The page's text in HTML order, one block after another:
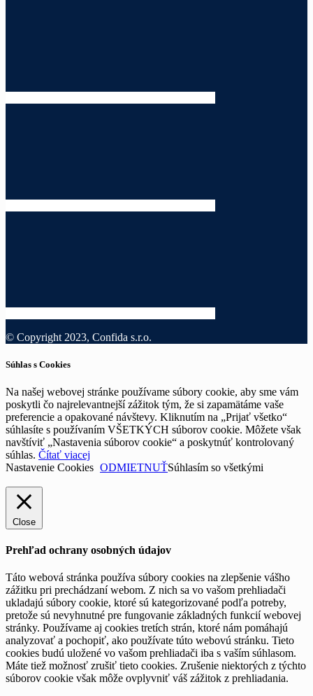
© Copyright 2023, Confida s.r.o.
Súhlas s Cookies
Na našej webovej stránke používame súbory cookie, aby sme vám
poskytli čo najrelevantnejší zážitok tým, že si zapamätáme vaše
preferencie a opakované návštevy. Kliknutím na „Prijať všetko“
súhlasíte s používaním VŠETKÝCH súborov cookie. Môžete však
navštíviť „Nastavenia súborov cookie“ a poskytnúť kontrolovaný
súhlas. Čítať viacej
Nastavenie Cookies ODMIETNUŤSúhlasím so všetkými
Close
Prehľad ochrany osobných údajov
Táto webová stránka používa súbory cookies na zlepšenie vášho
zážitku pri prechádzaní webom. Z nich sa vo vašom prehliadači
ukladajú súbory cookie, ktoré sú kategorizované podľa potreby,
pretože sú nevyhnutné pre fungovanie základných funkcií webovej
stránky. Používame aj cookies tretích strán, ktoré nám pomáhajú
analyzovať a pochopiť, ako používate túto webovú stránku. Tieto
cookies budú uložené vo vašom prehliadači iba s vaším súhlasom.
Máte tiež možnosť zrušiť tieto cookies. Zrušenie niektorých z týchto
súborov cookie však môže ovplyvniť váš zážitok z prehliadania.